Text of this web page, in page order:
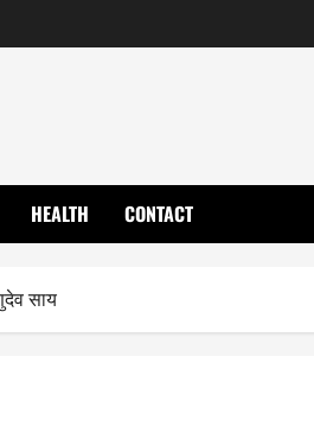
HEALTH CONTACT
साय